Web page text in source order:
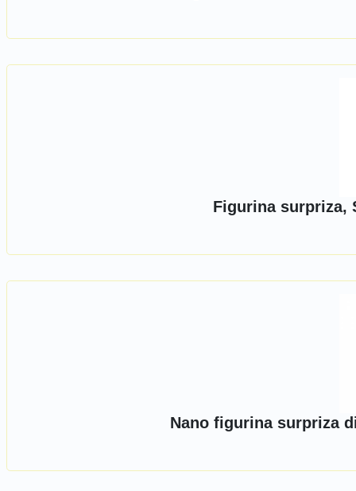
Figurina surpriza,
Nano figurina surpriza